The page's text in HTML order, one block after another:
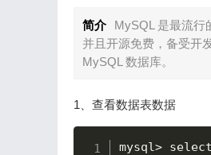
简介
MySQL 是最流行
并且开源免费，备受开
MySQL 数据库。
1、查看数据表数据
mysql>